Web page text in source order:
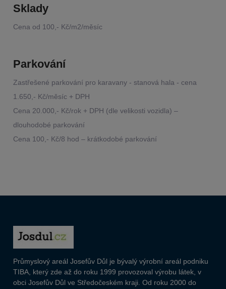
Sklady
Cena od 100,- Kč/m2/měsíc
Parkování
Zastřešené parkování pro karavany - stanová hala - cena
1.650,- Kč/měsíc + DPH
Cena 20.000,- Kč/rok + DPH (dle velikosti vozidla) –
dlouhodobé parkování
Cena 100,- Kč/8 hod – krátkodobé parkování
Průmyslový areál Josefův Důl je bývalý výrobní areál podniku
TIBA, který zde až do roku 1999 provozoval výrobu látek, v
obci Josefův Důl ve Středočeském kraji. Od roku 2000 do